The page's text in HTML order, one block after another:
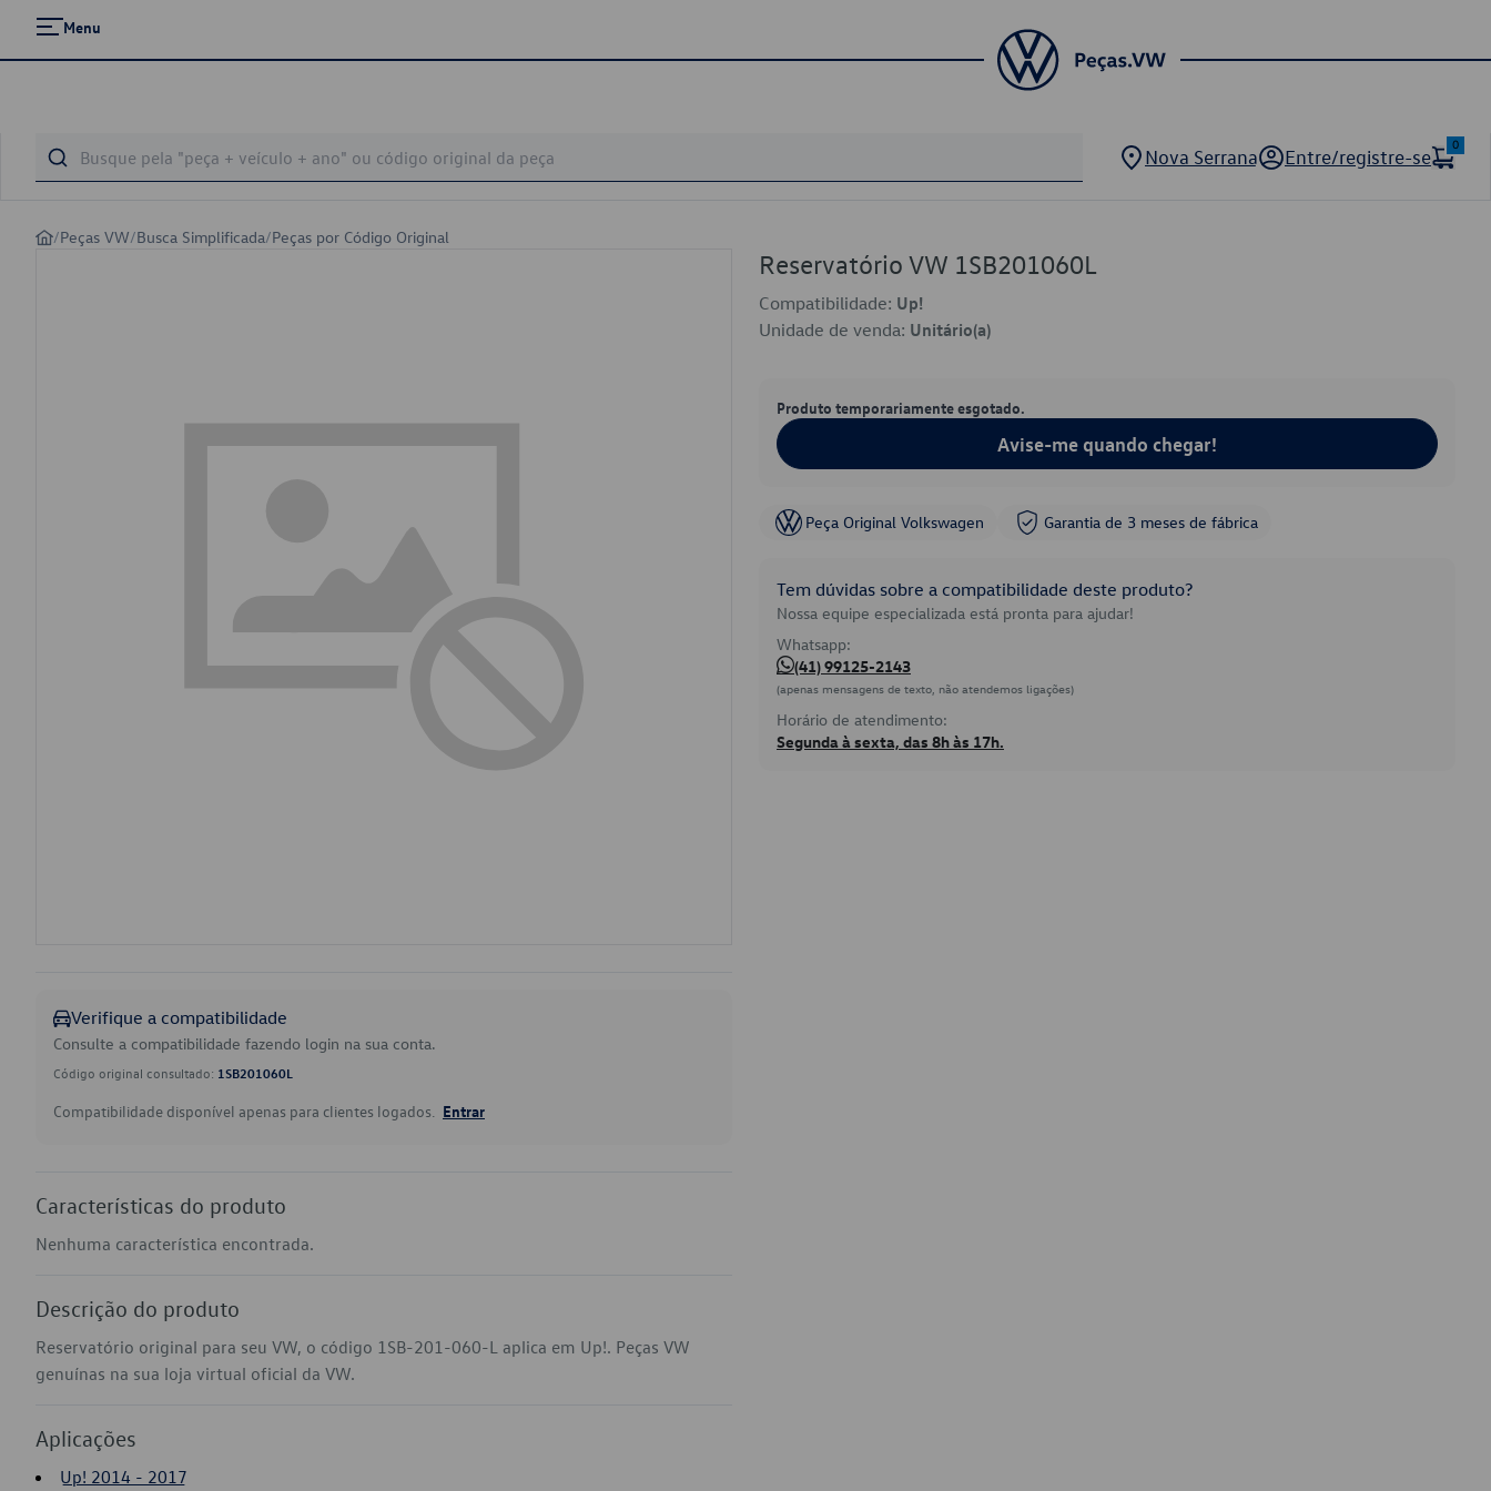
Menu
Nova Serrana Entre/registre-se
0
/Peças VW/Busca Simplificada/Peças por Código Original
Verifique a compatibilidade
Consulte a compatibilidade fazendo login na sua conta.
Código original consultado: 1SB201060L
Compatibilidade disponível apenas para clientes logados. Entrar
Características do produto
Nenhuma característica encontrada.
Descrição do produto
Reservatório original para seu VW, o código 1SB-201-060-L aplica em Up!. Peças VW
genuínas na sua loja virtual oficial da VW.
Aplicações
Up! 2014 - 2017
Reservatório VW 1SB201060L
Compatibilidade: Up!
Unidade de venda: Unitário(a)
Produto temporariamente esgotado.
Avise-me quando chegar!
Peça Original Volkswagen Garantia de 3 meses de fábrica
Tem dúvidas sobre a compatibilidade deste produto?
Nossa equipe especializada está pronta para ajudar!
Whatsapp:
(41) 99125-2143
(apenas mensagens de texto, não atendemos ligações)
Horário de atendimento:
Segunda à sexta, das 8h às 17h.